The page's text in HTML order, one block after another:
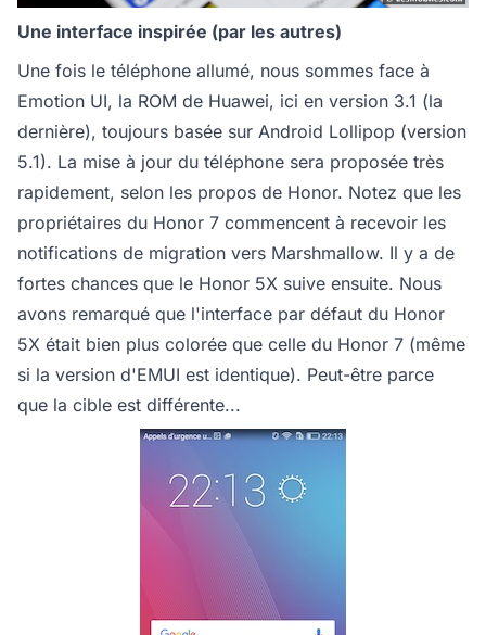
Une interface inspirée (par les autres)
Une fois le téléphone allumé, nous sommes face à
Emotion UI, la ROM de Huawei, ici en version 3.1 (la
dernière), toujours basée sur Android Lollipop (version
5.1). La mise à jour du téléphone sera proposée très
rapidement, selon les propos de Honor. Notez que les
propriétaires du Honor 7 commencent à recevoir les
notifications de migration vers Marshmallow. Il y a de
fortes chances que le Honor 5X suive ensuite. Nous
avons remarqué que l'interface par défaut du Honor
5X était bien plus colorée que celle du Honor 7 (même
si la version d'EMUI est identique). Peut-être parce
que la cible est différente...